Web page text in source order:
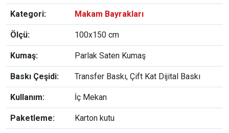
Kategori: Makam Bayrakları
Ölçü: 100x150 cm
Kumaş: Parlak Saten Kumaş
Baskı Çeşidi: Transfer Baskı, Çift Kat Dijital Baskı
Kullanım: İç Mekan
Paketleme: Karton kutu